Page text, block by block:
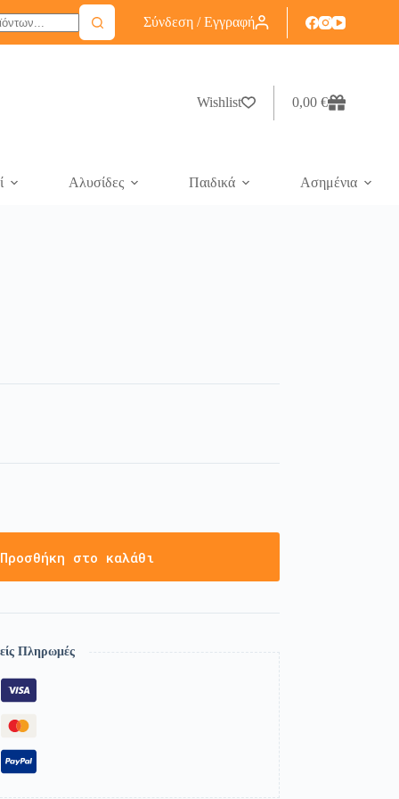
Σύνδεση / Εγγραφή
Wishlist 0,00 €
Αλυσίδες Παιδικά Ασημένια
Προσθήκη στο καλάθι
Πληρωμές